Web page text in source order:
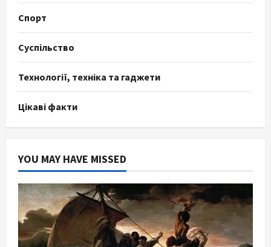
Спорт
Суспільство
Технології, техніка та гаджети
Цікаві факти
YOU MAY HAVE MISSED